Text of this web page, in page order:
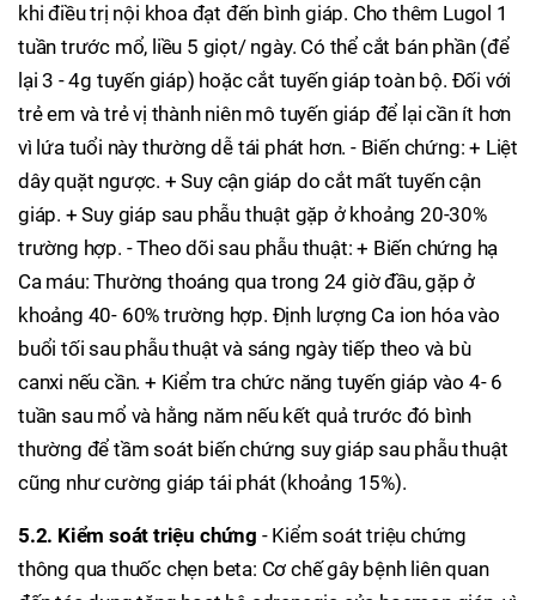
khi điều trị nội khoa đạt đến bình giáp. Cho thêm Lugol 1
tuần trước mổ, liều 5 giọt/ ngày. Có thể cắt bán phần (để
lại 3 - 4g tuyến giáp) hoặc cắt tuyến giáp toàn bộ. Đối với
trẻ em và trẻ vị thành niên mô tuyến giáp để lại cần ít hơn
vì lứa tuổi này thường dễ tái phát hơn. - Biến chứng: + Liệt
dây quặt ngược. + Suy cận giáp do cắt mất tuyến cận
giáp. + Suy giáp sau phẫu thuật gặp ở khoảng 20-30%
trường hợp. - Theo dõi sau phẫu thuật: + Biến chứng hạ
Ca máu: Thường thoáng qua trong 24 giờ đầu, gặp ở
khoảng 40- 60% trường hợp. Định lượng Ca ion hóa vào
buổi tối sau phẫu thuật và sáng ngày tiếp theo và bù
canxi nếu cần. + Kiểm tra chức năng tuyến giáp vào 4- 6
tuần sau mổ và hằng năm nếu kết quả trước đó bình
thường để tầm soát biến chứng suy giáp sau phẫu thuật
cũng như cường giáp tái phát (khoảng 15%).
5.2. Kiểm soát triệu chứng - Kiểm soát triệu chứng
thông qua thuốc chẹn beta: Cơ chế gây bệnh liên quan